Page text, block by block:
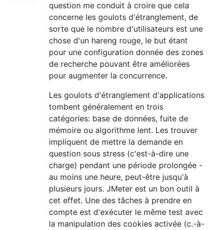
question me conduit à croire que cela
concerne les goulots d'étranglement, de
sorte que le nombre d'utilisateurs est une
chose d'un hareng rouge, le but étant
pour une configuration donnée des zones
de recherche pouvant être améliorées
pour augmenter la concurrence.
Les goulots d'étranglement d'applications
tombent généralement en trois
catégories: base de données, fuite de
mémoire ou algorithme lent. Les trouver
impliquent de mettre la demande en
question sous stress (c'est-à-dire une
charge) pendant une période prolongée -
au moins une heure, peut-être jusqu'à
plusieurs jours. JMeter est un bon outil à
cet effet. Une des tâches à prendre en
compte est d'exécuter le même test avec
la manipulation des cookies activée (c.-à-